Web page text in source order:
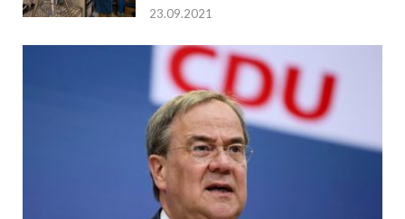
23.09.2021